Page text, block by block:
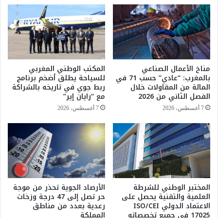
ر
ا
مً
ا
م
ن
س
ب
ا
ا
ل
ه
م
ي
ن
ا
ر
ب
ع
ة
أ
خ
ا
ص
إ
ر
ج
ف
و
ل
س
مناخ الأعمال الصناعي
بالمغرب: “عادي” حسب 71 في
المائة من المقاولات خلال
الفصل الثاني من 2026
7 أغسطس، 2026
المكتب الوطني المغربي
للسياحة يطلق أضخم برنامج
ربط جوي في تاريخه بالشراكة
مع “رايان إير”
7 أغسطس، 2026
المختبر الوطني للشرطة
العلمية والتقنية يحصل على
الاعتماد الدولي ISO/CEI
17025 في جميع تخصصاته
الأرصاد الجوية تحذر من موجة
حر تصل إلى 47 درجة وزخات
رعدية بعدد من مناطق
المملكة